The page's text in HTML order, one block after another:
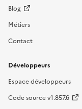
Blog
Métiers
Contact
Développeurs
Espace développeurs
Code source v1.857.6